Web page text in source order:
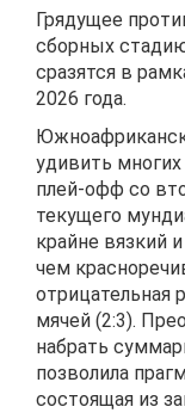
Грядущее
сборных
сразятся в
2026 года.
удивить
плей-офф со
текущего
крайне вязкий
чем
отрицательная
мячей (2:3).
набрать
позволила
состоящая из